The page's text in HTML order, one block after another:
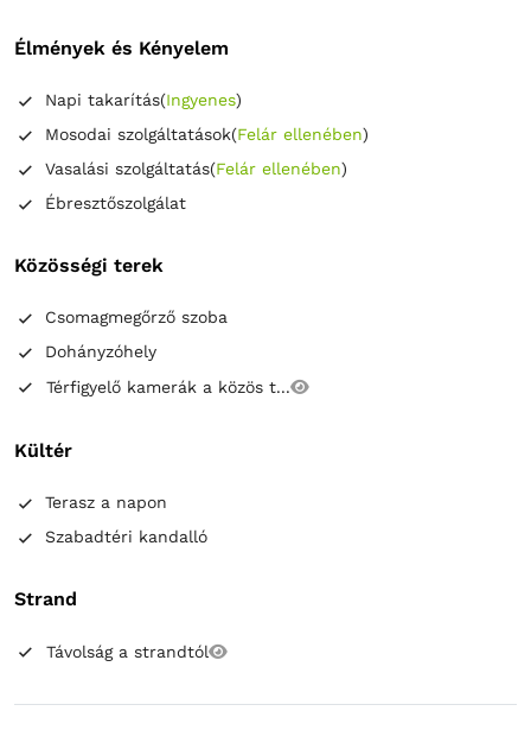
Élmények és Kényelem
Napi takarítás(Ingyenes)
Mosodai szolgáltatások(Felár ellenében)
Vasalási szolgáltatás(Felár ellenében)
Ébresztőszolgálat
Közösségi terek
Csomagmegőrző szoba
Dohányzóhely
Térfigyelő kamerák a közös t...
Kültér
Terasz a napon
Szabadtéri kandalló
Strand
Távolság a strandtól